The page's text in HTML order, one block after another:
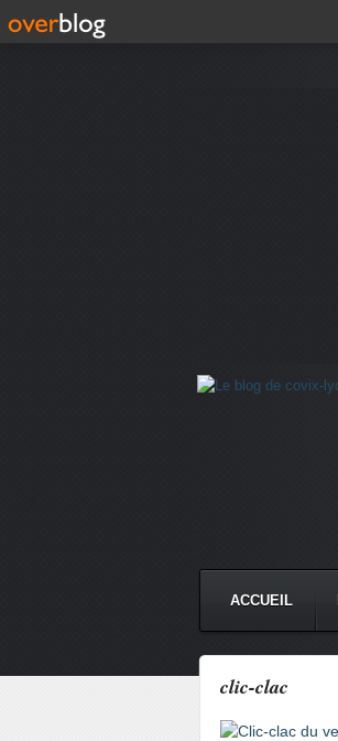
ACCUEIL
clic-clac